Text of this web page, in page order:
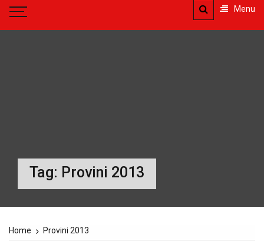
Menu
Tag: Provini 2013
Home Provini 2013